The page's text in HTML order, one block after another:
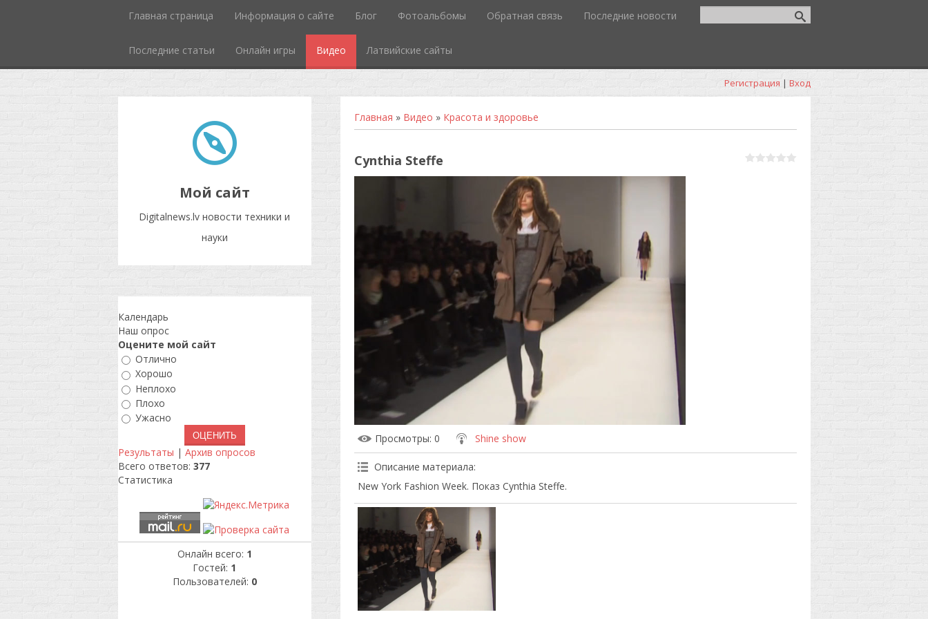
Главная страница Информация о сайте Блог Фотоальбомы Обратная связь Последние новости
Последние статьи Онлайн игры Видео Латвийские сайты
Регистрация | Вход
Мой сайт
Digitalnews.lv новости техники и
науки
Главная » Видео » Красота и здоровье
Cynthia Steffe
Просмотры: 0 Shine show
Описание материала:
New York Fashion Week. Показ Cynthia Steffe.
Календарь
Наш опрос
Оцените мой сайт
Отлично
Хорошо
Неплохо
Плохо
Ужасно
Результаты | Архив опросов
Всего ответов: 377
Статистика
Онлайн всего: 1
Гостей: 1
Пользователей: 0